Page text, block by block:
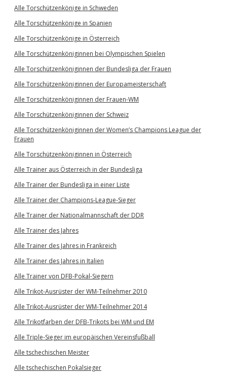
Alle Torschützenkönige in Schweden
Alle Torschützenkönige in Spanien
Alle Torschützenkönige in Österreich
Alle Torschützenköniginnen bei Olympischen Spielen
Alle Torschützenköniginnen der Bundesliga der Frauen
Alle Torschützenköniginnen der Europameisterschaft
Alle Torschützenköniginnen der Frauen-WM
Alle Torschützenköniginnen der Schweiz
Alle Torschützenköniginnen der Women’s Champions League der
Frauen
Alle Torschützenköniginnen in Österreich
Alle Trainer aus Österreich in der Bundesliga
Alle Trainer der Bundesliga in einer Liste
Alle Trainer der Champions-League-Sieger
Alle Trainer der Nationalmannschaft der DDR
Alle Trainer des Jahres
Alle Trainer des Jahres in Frankreich
Alle Trainer des Jahres in Italien
Alle Trainer von DFB-Pokal-Siegern
Alle Trikot-Ausrüster der WM-Teilnehmer 2010
Alle Trikot-Ausrüster der WM-Teilnehmer 2014
Alle Trikotfarben der DFB-Trikots bei WM und EM
Alle Triple-Sieger im europäischen Vereinsfußball
Alle tschechischen Meister
Alle tschechischen Pokalsieger